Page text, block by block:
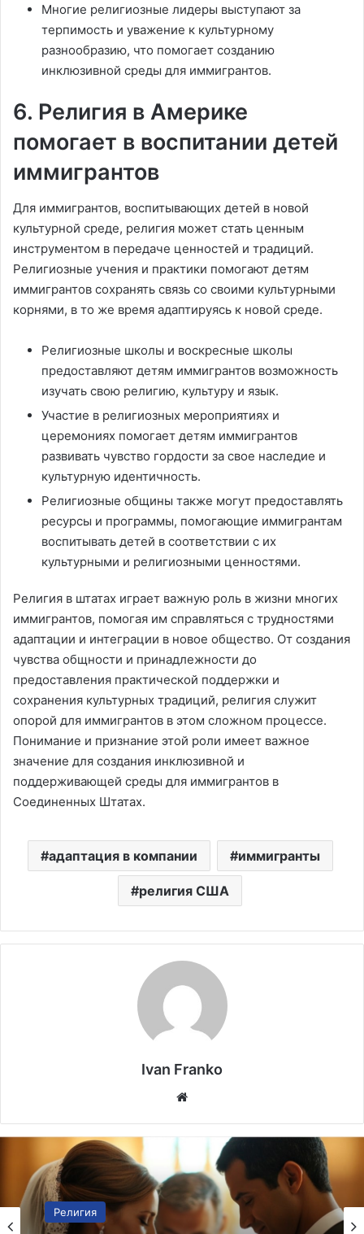
Многие религиозные лидеры выступают за
терпимость и уважение к культурному
разнообразию, что помогает созданию
инклюзивной среды для иммигрантов.
6. Религия в Америке
помогает в воспитании детей
иммигрантов
Для иммигрантов, воспитывающих детей в новой
культурной среде, религия может стать ценным
инструментом в передаче ценностей и традиций.
Религиозные учения и практики помогают детям
иммигрантов сохранять связь со своими культурными
корнями, в то же время адаптируясь к новой среде.
Религиозные школы и воскресные школы
предоставляют детям иммигрантов возможность
изучать свою религию, культуру и язык.
Участие в религиозных мероприятиях и
церемониях помогает детям иммигрантов
развивать чувство гордости за свое наследие и
культурную идентичность.
Религиозные общины также могут предоставлять
ресурсы и программы, помогающие иммигрантам
воспитывать детей в соответствии с их
культурными и религиозными ценностями.
Религия в штатах играет важную роль в жизни многих
иммигрантов, помогая им справляться с трудностями
адаптации и интеграции в новое общество. От создания
чувства общности и принадлежности до
предоставления практической поддержки и
сохранения культурных традиций, религия служит
опорой для иммигрантов в этом сложном процессе.
Понимание и признание этой роли имеет важное
значение для создания инклюзивной и
поддерживающей среды для иммигрантов в
Соединенных Штатах.
адаптация в компании иммигранты
религия США
Ivan Franko
Религия